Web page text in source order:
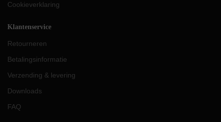
Cookieverklaring
Klantenservice
Retourneren
Betalingsinformatie
Verzending & levering
Downloads
FAQ